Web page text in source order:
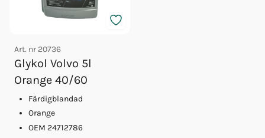
Art. nr 20736
Glykol Volvo 5l
Orange 40/60
Färdigblandad
Orange
OEM 24712786